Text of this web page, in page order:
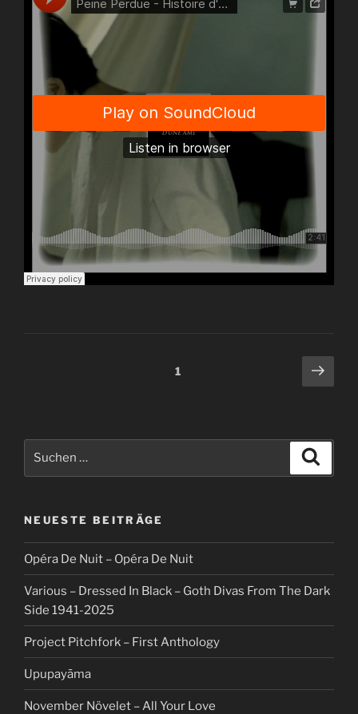
Seite1
NEUESTE BEITRÄGE
Opéra De Nuit – Opéra De Nuit
Various – Dressed In Black – Goth Divas From The Dark
Side 1941-2025
Project Pitchfork – First Anthology
Upupayāma
November Növelet – All Your Love